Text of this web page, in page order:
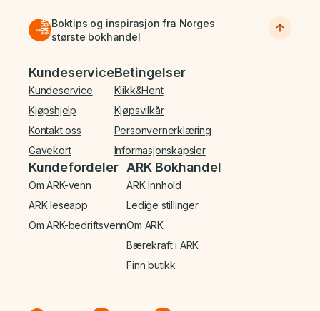
Boktips og inspirasjon fra Norges
største bokhandel
Bunnmeny
Kundeservice
Kundeservice
Kjøpshjelp
Kontakt oss
Gavekort
Betingelser
Klikk&Hent
Kjøpsvilkår
Personvernerklæring
Informasjonskapsler
Kundefordeler
Om ARK-venn
ARK leseapp
Om ARK-bedriftsvenn
ARK Bokhandel
ARK Innhold
Ledige stillinger
Om ARK
Bærekraft i ARK
Finn butikk